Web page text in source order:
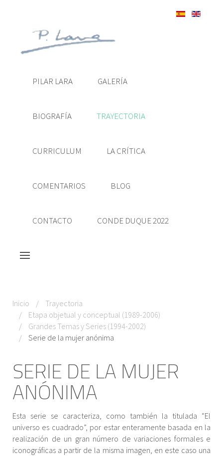
PILAR LARA GALERÍA
BIOGRAFÍA TRAYECTORIA
CURRICULUM LA CRÍTICA
COMENTARIOS BLOG
CONTACTO CONDE DUQUE 2022
Inicio
Trayectoria
Etapa objetual y conceptual (1989-2006)
Grandes Temas y Series (1994-2002)
Serie de la mujer anónima
SERIE DE LA MUJER
ANÓNIMA
Esta serie se caracteriza, como también la titulada “El
universo es cuadrado”, por estar enteramente basada en la
realización de un gran número de variaciones formales e
iconográficas a partir de la misma imagen, en este caso una